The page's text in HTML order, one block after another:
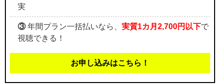
実
③年間プラン一括払いなら、 実質1カ月2,700円以下で
視聴できる！
お申し込みはこちら！